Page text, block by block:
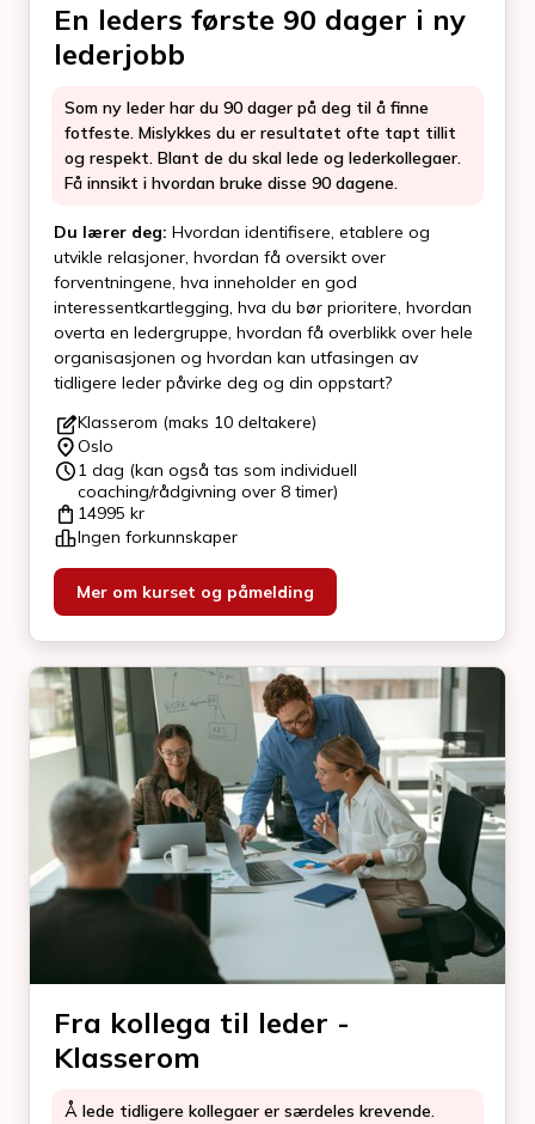
En leders første 90 dager i ny
lederjobb
Som ny leder har du 90 dager på deg til å finne
fotfeste. Mislykkes du er resultatet ofte tapt tillit
og respekt. Blant de du skal lede og lederkollegaer.
Få innsikt i hvordan bruke disse 90 dagene.
Du lærer deg: Hvordan identifisere, etablere og
utvikle relasjoner, hvordan få oversikt over
forventningene, hva inneholder en god
interessentkartlegging, hva du bør prioritere, hvordan
overta en ledergruppe, hvordan få overblikk over hele
organisasjonen og hvordan kan utfasingen av
tidligere leder påvirke deg og din oppstart?
Klasserom (maks 10 deltakere)
Oslo
1 dag (kan også tas som individuell
coaching/rådgivning over 8 timer)
14995 kr
Ingen forkunnskaper
Mer om kurset og påmelding
Fra kollega til leder -
Klasserom
Å lede tidligere kollegaer er særdeles krevende.